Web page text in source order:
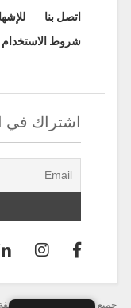
اتصل بنا
شروط الاستخدام
اشتراك في